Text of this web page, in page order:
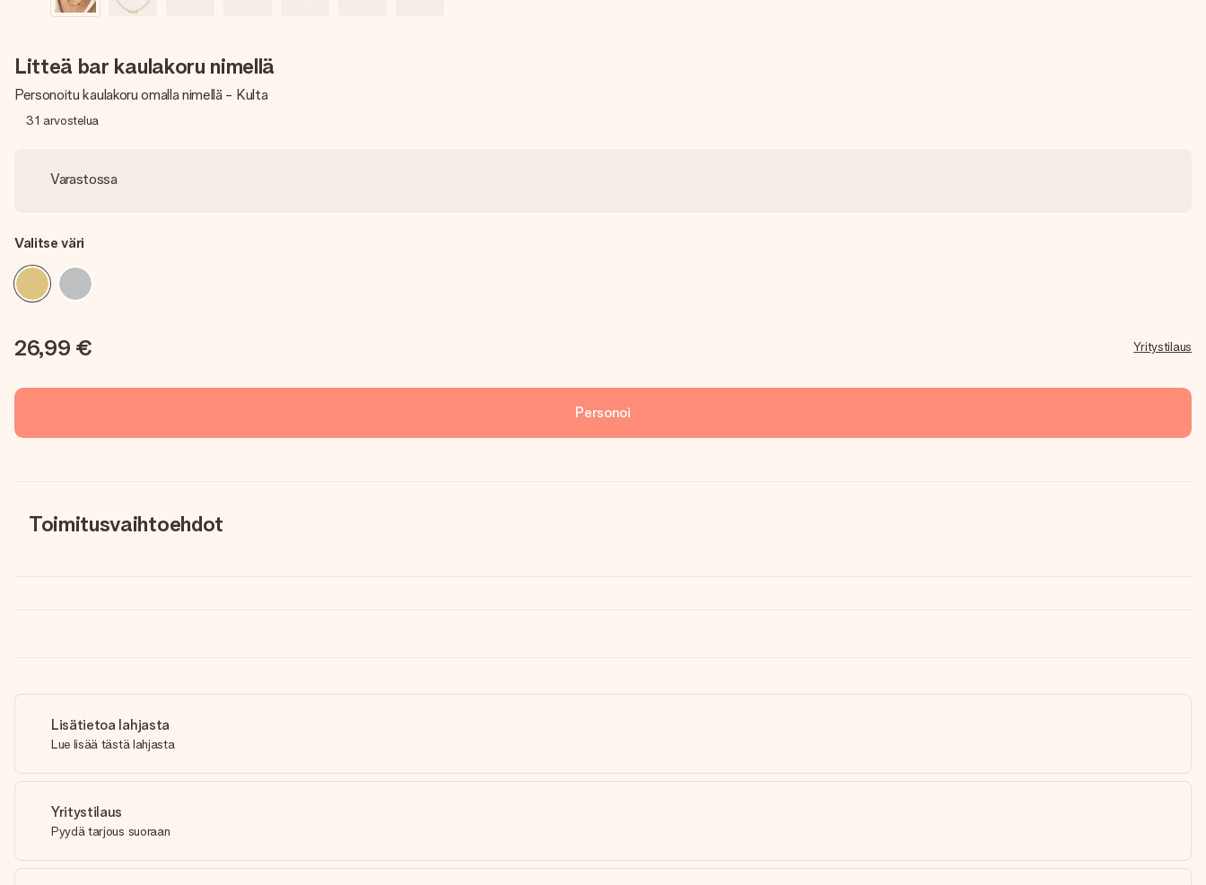
Litteä bar kaulakoru nimellä
Personoitu kaulakoru omalla nimellä - Kulta
31 arvostelua
Varastossa
Valitse väri
26,99 € Yritystilaus
Personoi
Toimitusvaihtoehdot
Lisätietoa lahjasta
Lue lisää tästä lahjasta
Yritystilaus
Pyydä tarjous suoraan